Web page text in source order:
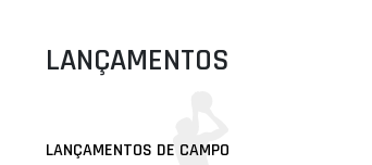
LANÇAMENTOS
LANÇAMENTOS DE CAMPO